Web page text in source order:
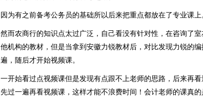
因为有之前备考公务员的基础所以后来把重点都放在了专业课
然而农商行的知识点太过广泛，自己看没有针对性，在咨询了
他机构的教材，但是当拿到安徽力锐教材后，对比发现力锐的
遍，随后才开始视频课。
一开始看过点视频课但是发现有点跟不上老师的思路，后来再
先过一遍再看视频课，这样才能不浪费时间！会计老师的课真